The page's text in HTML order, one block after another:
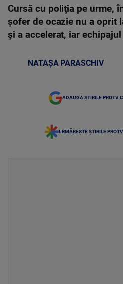
Cursă cu poliţia pe urme,
şofer de ocazie nu a oprit
şi a accelerat, iar
NATAȘA PARASCHIV
ADAUGĂ ȘTIRILE PROTV
URMĂREȘTE ȘTIRILE